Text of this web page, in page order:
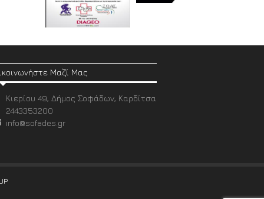
Μαζί Μας
Κιερίου 49, Δήμος Σοφάδων, Καρδίτσα
2443353200
info@sofades.gr